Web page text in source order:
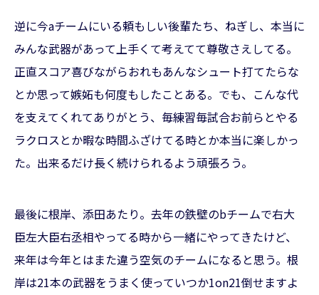
逆に今aチームにいる頼もしい後輩たち、ねぎし、本当に
みんな武器があって上手くて考えてて尊敬さえしてる。
正直スコア喜びながらおれもあんなシュート打てたらな
とか思って嫉妬も何度もしたことある。でも、こんな代
を支えてくれてありがとう、毎練習毎試合お前らとやる
ラクロスとか暇な時間ふざけてる時とか本当に楽しかっ
た。出来るだけ長く続けられるよう頑張ろう。
最後に根岸、添田あたり。去年の鉄壁のbチームで右大
臣左大臣右丞相やってる時から一緒にやってきたけど、
来年は今年とはまた違う空気のチームになると思う。根
岸は21本の武器をうまく使っていつか1on21倒せますよ